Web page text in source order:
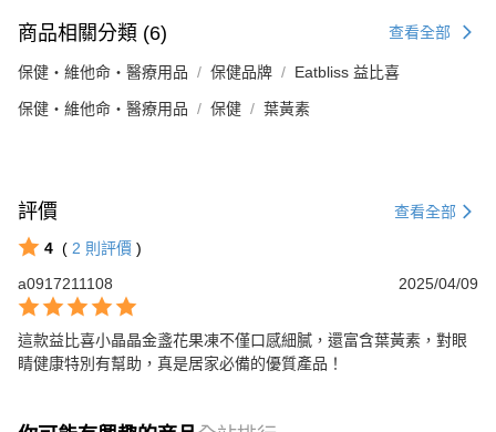
商品相關分類 (6) 查看全部
保健・維他命・醫療用品 保健品牌 Eatbliss 益比喜
保健・維他命・醫療用品 保健 葉黃素
評價 查看全部
4 ( 2 則評價 )
a0917211108
2025/04/09
這款益比喜小晶晶金盞花果凍不僅口感細膩，還富含葉黃素，對眼
睛健康特別有幫助，真是居家必備的優質產品！